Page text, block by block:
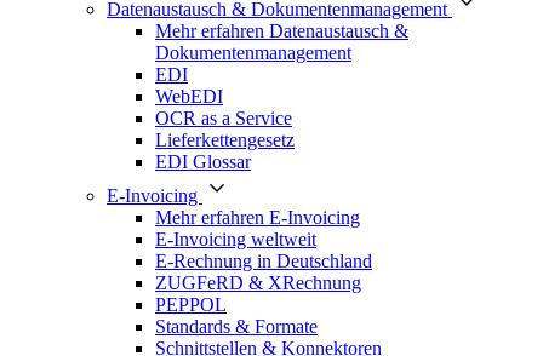
Datenaustausch & Dokumentenmanagement
Mehr erfahren Datenaustausch &
Dokumentenmanagement
EDI
WebEDI
OCR as a Service
Lieferkettengesetz
EDI Glossar
E-Invoicing
Mehr erfahren E-Invoicing
E-Invoicing weltweit
E-Rechnung in Deutschland
ZUGFeRD & XRechnung
PEPPOL
Standards & Formate
Schnittstellen & Konnektoren